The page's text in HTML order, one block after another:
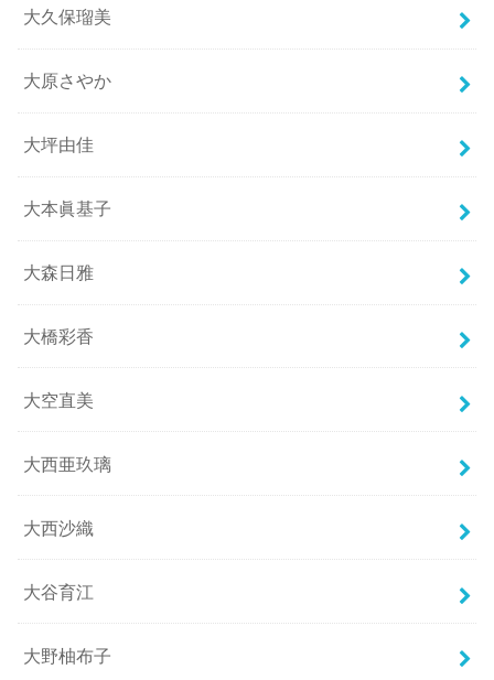
大久保瑠美
大原さやか
大坪由佳
大本眞基子
大森日雅
大橋彩香
大空直美
大西亜玖璃
大西沙織
大谷育江
大野柚布子